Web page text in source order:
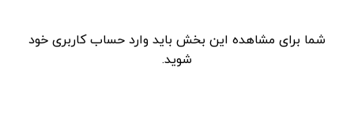
شما برای مشاهده این بخش باید وارد حساب کاربری خود
شوید.